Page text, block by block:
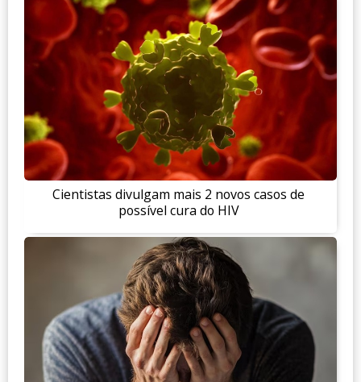
Cientistas divulgam mais 2 novos casos de
possível cura do HIV